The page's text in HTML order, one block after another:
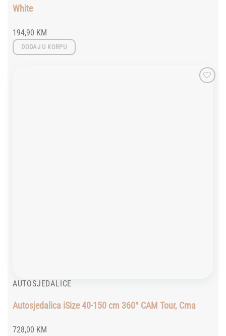
White
194,90 KM
DODAJ U KORPU
AUTOSJEDALICE
Autosjedalica iSize 40-150 cm 360° CAM Tour, Crna
728,00 KM